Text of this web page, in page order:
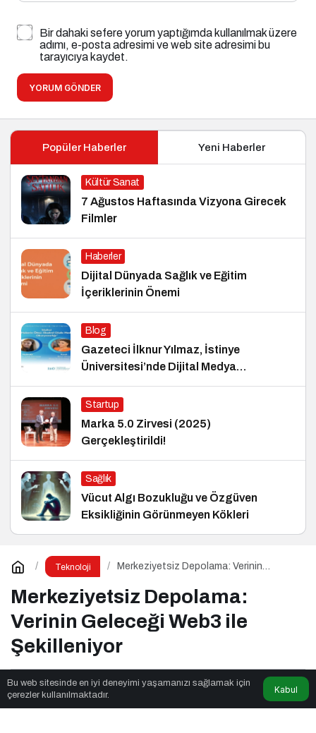
Bir dahaki sefere yorum yaptığımda kullanılmak üzere
adımı, e-posta adresimi ve web site adresimi bu
tarayıcıya kaydet.
YORUM GÖNDER
Popüler Haberler Yeni Haberler
Kültür Sanat
7 Ağustos Haftasında Vizyona Girecek
Filmler
Haberler
Dijital Dünyada Sağlık ve Eğitim
İçeriklerinin Önemi
Blog
Gazeteci İlknur Yılmaz, İstinye
Üniversitesi’nde Dijital Medya
Okuryazarlığı Dersinin Konuğu Oldu
Startup
Marka 5.0 Zirvesi (2025)
Gerçekleştirildi!
Sağlık
Vücut Algı Bozukluğu ve Özgüven
Eksikliğinin Görünmeyen Kökleri
Teknoloji
Merkeziyetsiz Depolama: Verinin
Merkeziyetsiz Depolama:
Verinin Geleceği Web3 ile
Şekilleniyor
Kalite Akademi tarafından yayınlandı
Bu web sitesinde en iyi deneyimi yaşamanızı sağlamak için
çerezler kullanılmaktadır.
Kabul